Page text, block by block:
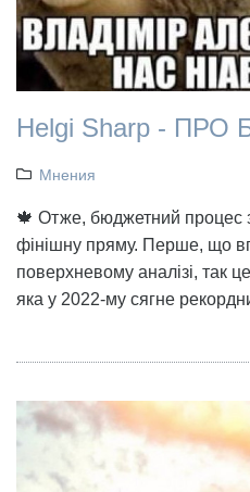
Helgi Sharp -
Мнения
🍁 Отже, бюджетний процес
фінішну пряму. Перше, що
поверхневому аналізі, так
яка у 2022-му сягне